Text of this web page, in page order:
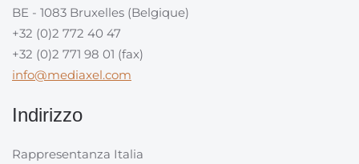
BE - 1083 Bruxelles (Belgique)
+32 (0)2 772 40 47
+32 (0)2 771 98 01 (fax)
info@mediaxel.com
Indirizzo
Rappresentanza Italia